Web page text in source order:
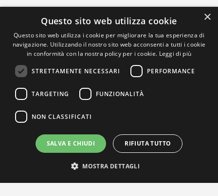
×
Questo sito web utilizza cookie
Questo sito web utilizza i cookie per migliorare la tua esperienza di
navigazione. Utilizzando il nostro sito web acconsenti a tutti i cookie
in conformità con la nostra policy per i cookie. Leggi di più
STRETTAMENTE NECESSARI PERFORMANCE
TARGETING FUNZIONALITÀ
NON CLASSIFICATI
SALVA E CHIUDI RIFIUTA TUTTO
MOSTRA DETTAGLI